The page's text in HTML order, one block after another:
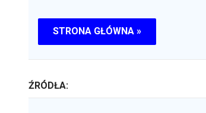
STRONA GŁÓWNA »
ŹRÓDŁA: